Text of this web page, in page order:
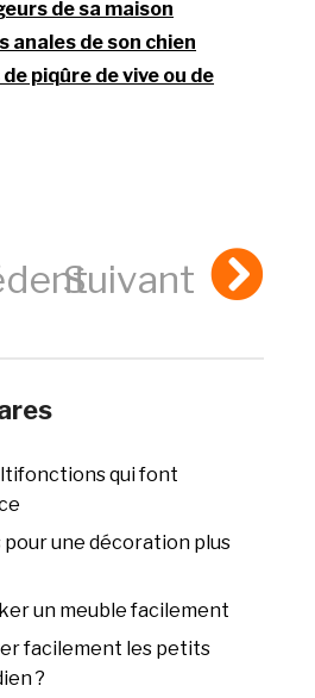
de sa maison
anales de son chien
piqûre de vive ou de
Suivant
qui font
pour une décoration plus
un meuble facilement
facilement les petits
?